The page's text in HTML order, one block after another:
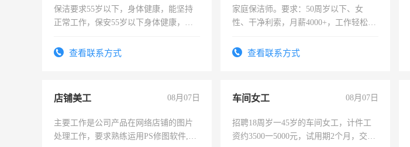
保洁要求55岁以下，身体健康，能坚持
正常工作，保安55岁以下身体健康，有
录，客服要求45岁以下高中以上文化，
查看联系方式
家庭保洁师。要求：50周岁以下、女
性、干净利索，月薪4000+，工作轻松，
太太等。查看联系方式
店铺美工 08月07日
主要工作是公司产品在网络店铺的图片
处理工作，要求熟练运用PS修图软件,工
车间女工 08月07日
招聘18周岁一45岁的车间女工，计件工
资约3500一5000元，试用期2个月，交五